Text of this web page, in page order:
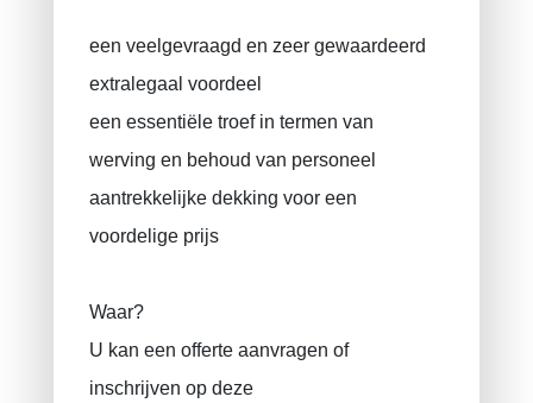
een veelgevraagd en zeer gewaardeerd
extralegaal voordeel
een essentiële troef in termen van
werving en behoud van personeel
aantrekkelijke dekking voor een
voordelige prijs
Waar?
U kan een offerte aanvragen of
inschrijven op deze